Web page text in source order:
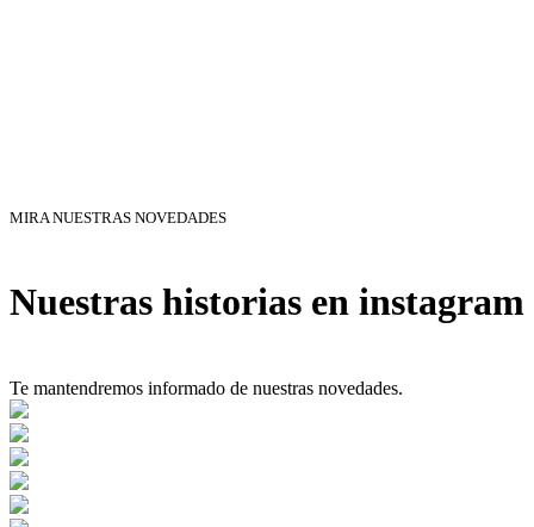
MIRA NUESTRAS NOVEDADES
Nuestras historias en instagram
Te mantendremos informado de nuestras novedades.